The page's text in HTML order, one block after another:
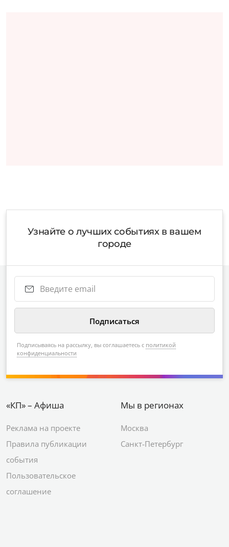
Узнайте о лучших событиях в вашем
городе
Подписываясь на рассылку, вы соглашаетесь с политикой
конфиденциальности
«КП» – Афиша
Реклама на проекте
Правила публикации
события
Пользовательское
соглашение
Мы в регионах
Москва
Санкт-Петербург